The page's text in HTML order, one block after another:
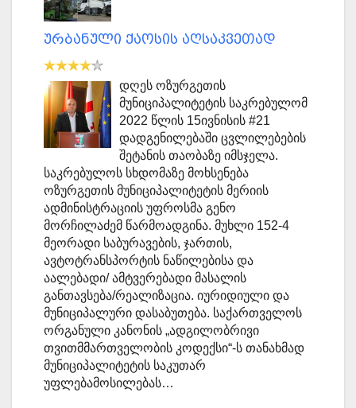
ურბანული ქაოსის აღსაკვეთად
დღეს ოზურგეთის
მუნიციპალიტეტის საკრებულომ
2022 წლის 15ივნისის #21
დადგენილებაში ცვლილებების
შეტანის თაობაზე იმსჯელა.
საკრებულოს სხდომაზე მოხსენება
ოზურგეთის მუნიციპალიტეტის მერიის
ადმინისტრაციის უფროსმა გენო
მორჩილაძემ წარმოადგინა. მუხლი 152-4
მეორადი საბურავების, ჯართის,
ავტოტრანსპორტის ნაწილებისა და
აალებადი/ ამტვერებადი მასალის
განთავსება/რეალიზაცია. იურიდიული და
მუნიციპალური დასაბუთება. საქართველოს
ორგანული კანონის „ადგილობრივი
თვითმმართველობის კოდექსი“-ს თანახმად
მუნიციპალიტეტის საკუთარ
უფლებამოსილებას…